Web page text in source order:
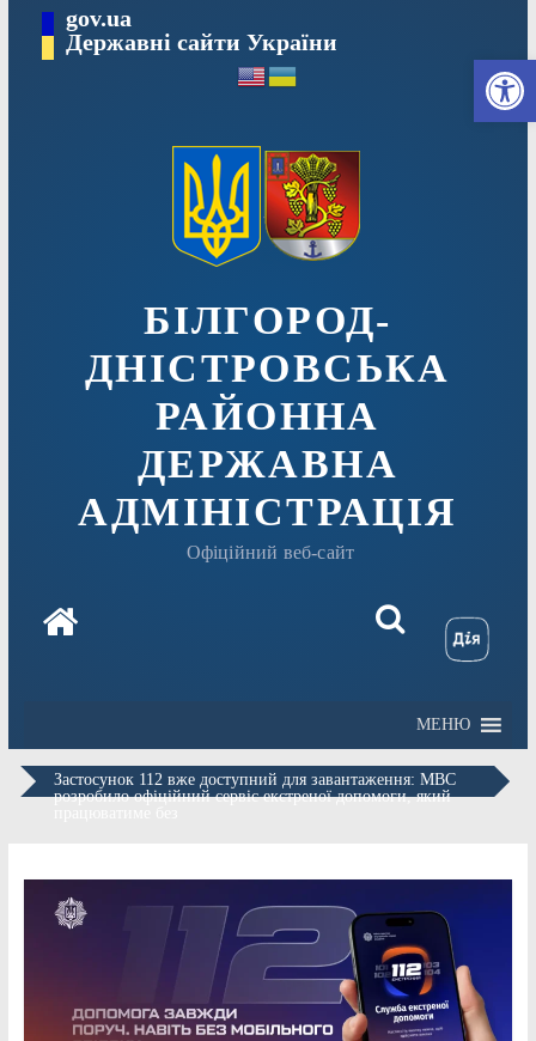
вмісту
gov.ua
Державні сайти України
БІЛГОРОД-
ДНІСТРОВСЬКА
РАЙОННА
ДЕРЖАВНА
АДМІНІСТРАЦІЯ
Офіційний веб-сайт
МЕНЮ
Застосунок 112 вже доступний для завантаження: МВС
розробило офіційний сервіс екстреної допомоги, який